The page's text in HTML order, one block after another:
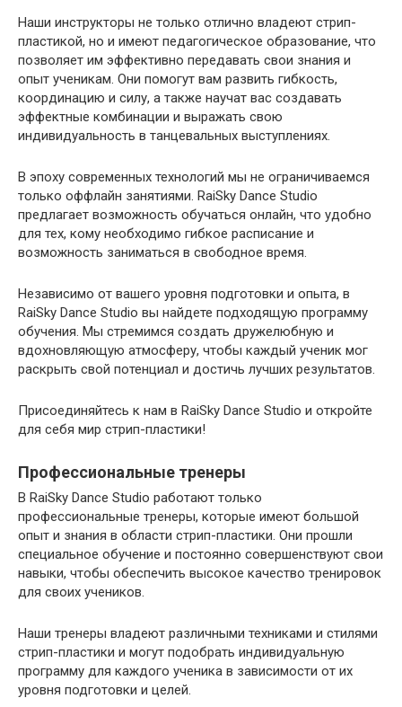
Наши инструкторы не только отлично владеют стрип-
пластикой, но и имеют педагогическое образование, что
позволяет им эффективно передавать свои знания и
опыт ученикам. Они помогут вам развить гибкость,
координацию и силу, а также научат вас создавать
эффектные комбинации и выражать свою
индивидуальность в танцевальных выступлениях.
В эпоху современных технологий мы не ограничиваемся
только оффлайн занятиями. RaiSky Dance Studio
предлагает возможность обучаться онлайн, что удобно
для тех, кому необходимо гибкое расписание и
возможность заниматься в свободное время.
Независимо от вашего уровня подготовки и опыта, в
RaiSky Dance Studio вы найдете подходящую программу
обучения. Мы стремимся создать дружелюбную и
вдохновляющую атмосферу, чтобы каждый ученик мог
раскрыть свой потенциал и достичь лучших результатов.
Присоединяйтесь к нам в RaiSky Dance Studio и откройте
для себя мир стрип-пластики!
Профессиональные тренеры
В RaiSky Dance Studio работают только
профессиональные тренеры, которые имеют большой
опыт и знания в области стрип-пластики. Они прошли
специальное обучение и постоянно совершенствуют свои
навыки, чтобы обеспечить высокое качество тренировок
для своих учеников.
Наши тренеры владеют различными техниками и стилями
стрип-пластики и могут подобрать индивидуальную
программу для каждого ученика в зависимости от их
уровня подготовки и целей.